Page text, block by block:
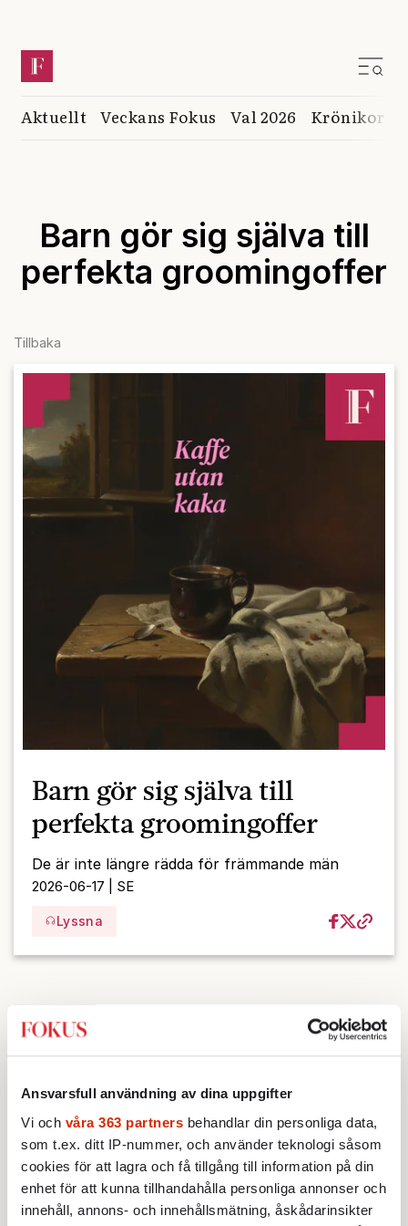
Ansvarsfull användning av dina uppgifter
Vi och våra 363 partners behandlar din personliga data,
som t.ex. ditt IP-nummer, och använder teknologi såsom
cookies för att lagra och få tillgång till information på din
enhet för att kunna tillhandahålla personliga annonser och
innehåll, annons- och innehållsmätning, åskådarinsikter
Aktuellt Veckans Fokus Val 2026 Krönikor
Barn gör sig själva till
perfekta groomingoffer
Tillbaka
Barn gör sig själva till
perfekta groomingoffer
De är inte längre rädda för främmande män
2026-06-17 | SE
Lyssna